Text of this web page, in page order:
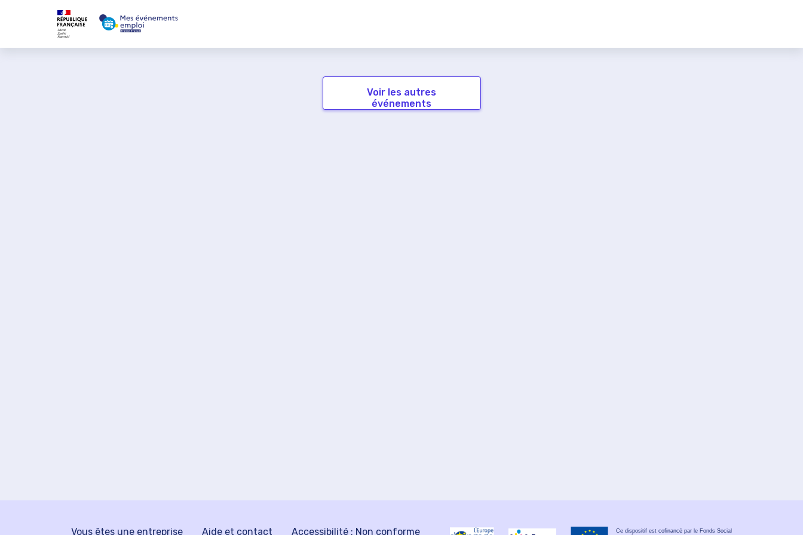
Voir les autres
événements
Vous êtes une entreprise Aide et contact Accessibilité : Non conforme
Ce dispositif est cofinancé par le Fonds Social